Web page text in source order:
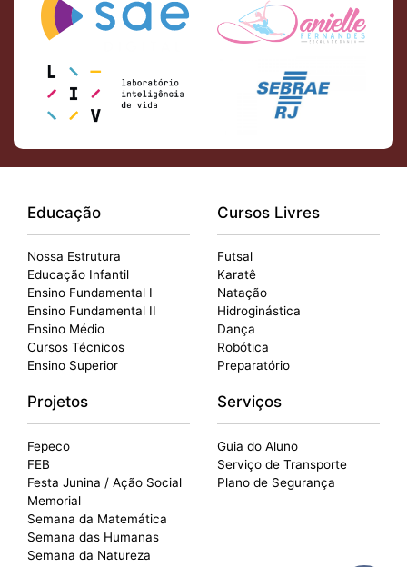
Educação
Nossa Estrutura
Educação Infantil
Ensino Fundamental I
Ensino Fundamental II
Ensino Médio
Cursos Técnicos
Ensino Superior
Cursos Livres
Futsal
Karatê
Natação
Hidroginástica
Dança
Robótica
Preparatório
Projetos
Fepeco
FEB
Festa Junina / Ação Social
Memorial
Semana da Matemática
Semana das Humanas
Semana da Natureza
Serviços
Guia do Aluno
Serviço de Transporte
Plano de Segurança